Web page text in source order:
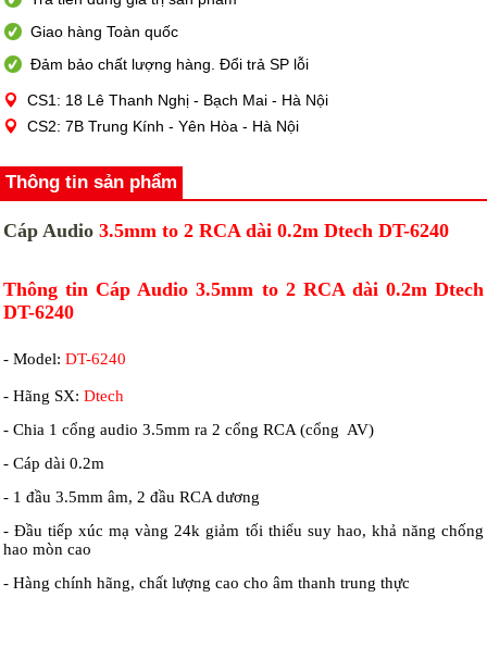
Giao hàng Toàn quốc
Đảm bảo chất lượng hàng. Đổi trả SP lỗi
CS1: 18 Lê Thanh Nghị - Bạch Mai - Hà Nội
CS2: 7B Trung Kính - Yên Hòa - Hà Nội
Thông tin sản phẩm
Cáp Audio 3.5mm to 2 RCA dài 0.2m Dtech DT-6240
Thông tin Cáp Audio 3.5mm to 2 RCA dài 0.2m Dtech
DT-6240
- Model: DT-6240
- Hãng SX: Dtech
- Chia 1 cổng audio 3.5mm ra 2 cổng RCA (cổng AV)
- Cáp dài 0.2m
- 1 đầu 3.5mm âm, 2 đầu RCA dương
- Đầu tiếp xúc mạ vàng 24k giảm tối thiểu suy hao, khả năng chống
hao mòn cao
- Hàng chính hãng, chất lượng cao cho âm thanh trung thực